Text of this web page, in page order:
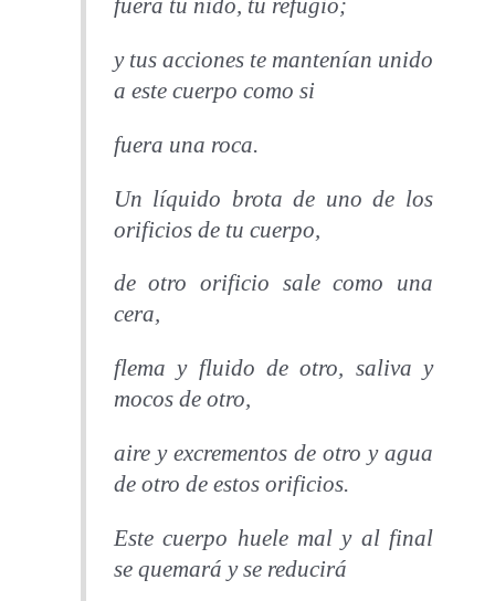
fuera tu nido, tu refugio;
y tus acciones te mantenían unido
a este cuerpo como si
fuera una roca.
Un líquido brota de uno de los
orificios de tu cuerpo,
de otro orificio sale como una
cera,
flema y fluido de otro, saliva y
mocos de otro,
aire y excrementos de otro y agua
de otro de estos orificios.
Este cuerpo huele mal y al final
se quemará y se reducirá